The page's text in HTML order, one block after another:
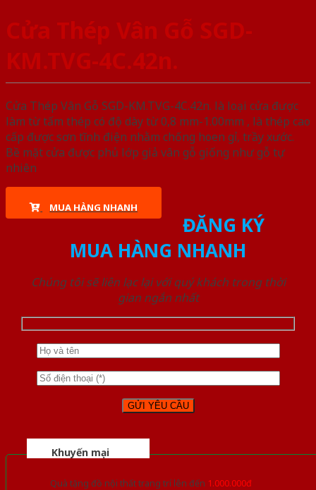
Cửa Thép Vân Gỗ SGD-
KM.TVG-4C.42n.
Cửa Thép Vân Gỗ SGD-KM.TVG-4C.42n. là loại cửa được
làm từ tấm thép có độ dày từ 0,8 mm-1.00mm , là thép cao
cấp được sơn tĩnh điện nhằm chống hoen gỉ, trầy xước.
Bề mặt cửa được phủ lớp giả vân gỗ giống như gỗ tự
nhiên
MUA HÀNG NHANH
ĐĂNG KÝ
MUA HÀNG NHANH
Chúng tôi sẽ liên lạc lại với quý khách trong thời
gian ngắn nhất
Khuyến mại
Quà tặng đồ nội thất trang trí lên đến 1.000.000đ